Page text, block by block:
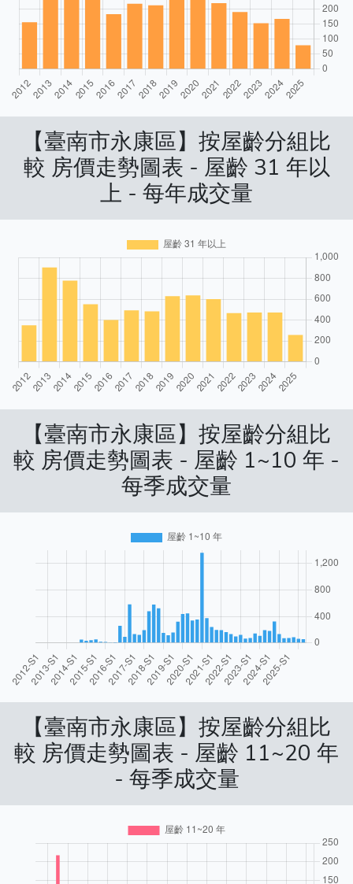
【臺南市永康區】按屋齡分組比
較 房價走勢圖表 - 屋齡 31 年以
上 - 每年成交量
【臺南市永康區】按屋齡分組比
較 房價走勢圖表 - 屋齡 1~10 年 -
每季成交量
【臺南市永康區】按屋齡分組比
較 房價走勢圖表 - 屋齡 11~20 年
- 每季成交量